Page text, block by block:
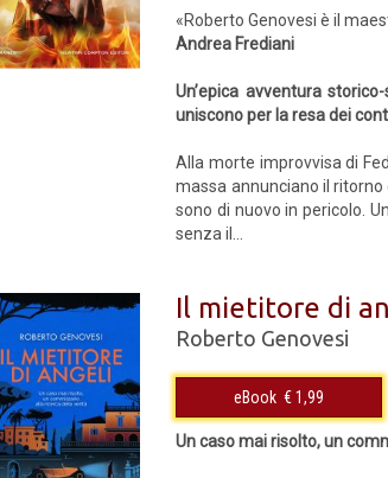
«Roberto Genovesi è il
Andrea Frediani
Un’epica avventura
uniscono per la resa dei
Alla morte improvvisa di
massa annunciano il ritorno
sono di nuovo in pericolo.
senza il...
Il mietitore di
Roberto Genovesi
eBook € 1,99
Un caso mai risolto, un